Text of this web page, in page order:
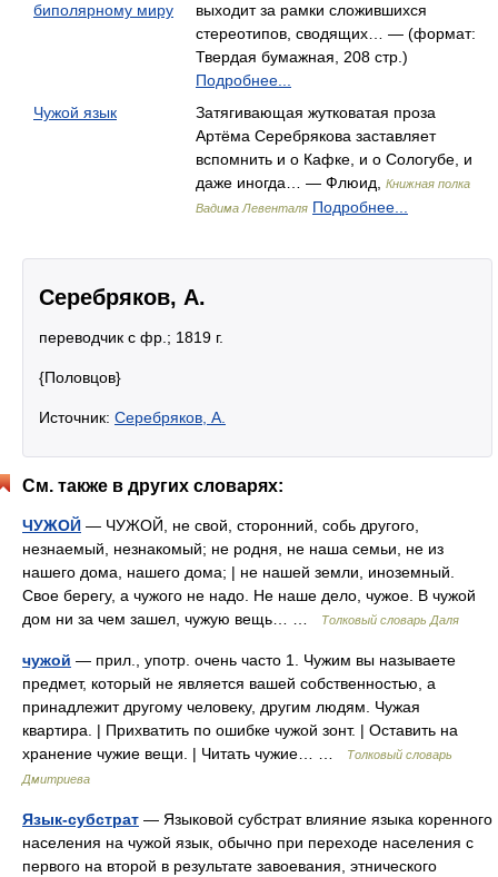
биполярному миру
выходит за рамки сложившихся
стереотипов, сводящих… — (формат:
Твердая бумажная, 208 стр.)
Подробнее...
Чужой язык
Затягивающая жутковатая проза
Артёма Серебрякова заставляет
вспомнить и о Кафке, и о Сологубе, и
даже иногда… — Флюид,
Книжная полка
Вадима Левенталя Подробнее...
Серебряков, А.
переводчик с фр.; 1819 г.
{Половцов}
Источник: Серебряков, А.
См. также в других словарях:
ЧУЖОЙ — ЧУЖОЙ, не свой, сторонний, собь другого,
незнаемый, незнакомый; не родня, не наша семьи, не из
нашего дома, нашего дома; | не нашей земли, иноземный.
Свое берегу, а чужого не надо. Не наше дело, чужое. В чужой
дом ни за чем зашел, чужую вещь… …
Толковый словарь Даля
чужой — прил., употр. очень часто 1. Чужим вы называете
предмет, который не является вашей собственностью, а
принадлежит другому человеку, другим людям. Чужая
квартира. | Прихватить по ошибке чужой зонт. | Оставить на
хранение чужие вещи. | Читать чужие… …
Толковый словарь
Дмитриева
Язык-субстрат — Языковой субстрат влияние языка коренного
населения на чужой язык, обычно при переходе населения с
первого на второй в результате завоевания, этнического